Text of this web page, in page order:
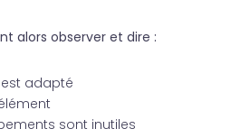
alors observer et dire :
est adapté
sont inutiles